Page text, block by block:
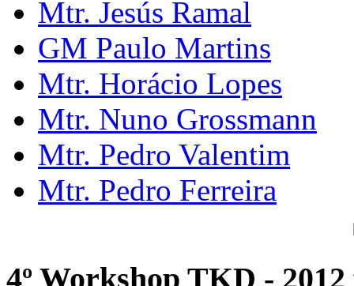
Mtr. Jesús Ramal
GM Paulo Martins
Mtr. Horácio Lopes
Mtr. Nuno Grossmann
Mtr. Pedro Valentim
Mtr. Pedro Ferreira
4º Workshop TKD - 2012